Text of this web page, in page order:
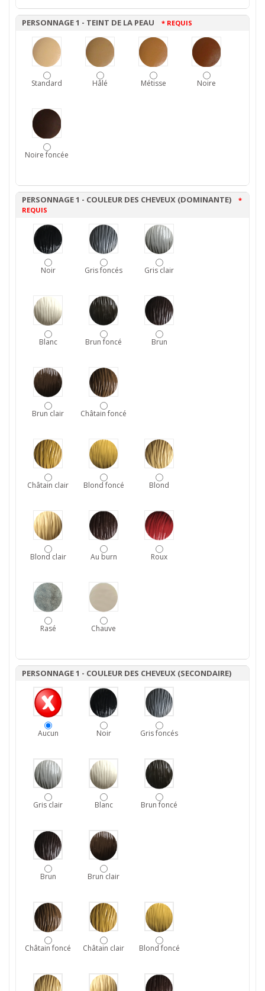
PERSONNAGE 1 - TEINT DE LA PEAU * REQUIS
Standard Hâlé Métisse Noire
Noire foncée
PERSONNAGE 1 - COULEUR DES CHEVEUX (DOMINANTE) *
REQUIS
Noir Gris foncés Gris clair
Blanc Brun foncé Brun
Brun clair Châtain foncé
Châtain clair Blond foncé Blond
Blond clair Au burn Roux
Rasé Chauve
PERSONNAGE 1 - COULEUR DES CHEVEUX (SECONDAIRE)
Aucun Noir Gris foncés
Gris clair Blanc Brun foncé
Brun Brun clair
Châtain foncé Châtain clair Blond foncé